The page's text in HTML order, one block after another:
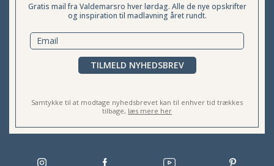
Gratis mail fra Valdemarsro hver lørdag. Alle de nye opskrifter
og inspiration til madlavning året rundt.
TILMELD NYHEDSBREV
Samtykke til at modtage nyhedsbrevet kan til enhver tid trækkes
tilbage, læs mere her